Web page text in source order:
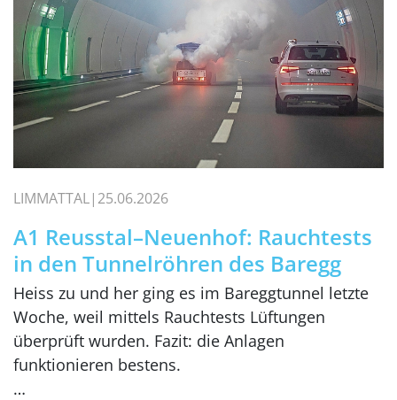
LIMMATTAL 25.06.2026
A1 Reusstal–Neuenhof: Rauchtests
in den Tunnelröhren des Baregg
Heiss zu und her ging es im Bareggtunnel letzte
Woche, weil mittels Rauchtests Lüftungen
überprüft wurden. Fazit: die Anlagen
funktionieren bestens.
…